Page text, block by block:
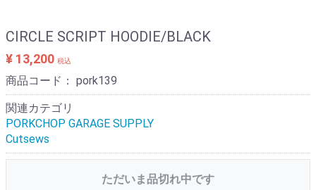
CIRCLE SCRIPT HOODIE/BLACK
¥ 13,200 税込
商品コード： pork139
関連カテゴリ
PORKCHOP GARAGE SUPPLY
Cutsews
ただいま品切れ中です